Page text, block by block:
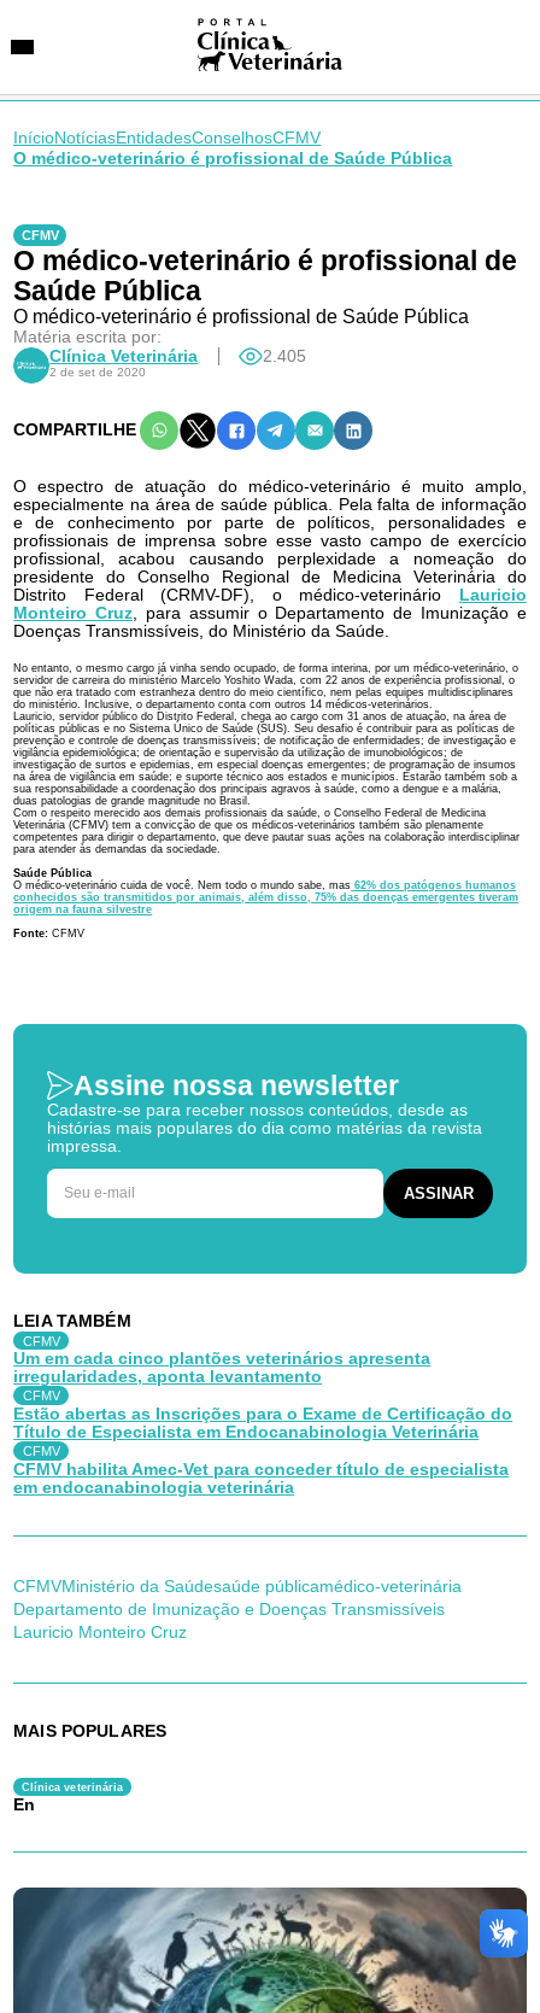
VetAgenda
Especialidades
InícioNotíciasEntidadesConselhosCFMV
O médico-veterinário é profissional de Saúde Pública
CFMV
O médico-veterinário é profissional de
Saúde Pública
O médico-veterinário é profissional de Saúde Pública
Matéria escrita por:
Clínica Veterinária
2 de set de 2020
2.405
COMPARTILHE
O espectro de atuação do médico-veterinário é muito amplo,
especialmente na área de saúde pública. Pela falta de informação
e de conhecimento por parte de políticos, personalidades e
profissionais de imprensa sobre esse vasto campo de exercício
profissional, acabou causando perplexidade a nomeação do
presidente do Conselho Regional de Medicina Veterinária do
Distrito Federal (CRMV-DF), o médico-veterinário Lauricio
Monteiro Cruz , para assumir o Departamento de Imunização e
Doenças Transmissíveis, do Ministério da Saúde.
No entanto, o mesmo cargo já vinha sendo ocupado, de forma interina, por um médico-veterinário, o
servidor de carreira do ministério Marcelo Yoshito Wada, com 22 anos de experiência profissional, o
que não era tratado com estranheza dentro do meio científico, nem pelas equipes multidisciplinares
do ministério. Inclusive, o departamento conta com outros 14 médicos-veterinários.
Lauricio, servidor público do Distrito Federal, chega ao cargo com 31 anos de atuação, na área de
políticas públicas e no Sistema Único de Saúde (SUS). Seu desafio é contribuir para as políticas de
prevenção e controle de doenças transmissíveis; de notificação de enfermidades; de investigação e
vigilância epidemiológica; de orientação e supervisão da utilização de imunobiológicos; de
investigação de surtos e epidemias, em especial doenças emergentes; de programação de insumos
na área de vigilância em saúde; e suporte técnico aos estados e municípios. Estarão também sob a
sua responsabilidade a coordenação dos principais agravos à saúde, como a dengue e a malária,
duas patologias de grande magnitude no Brasil.
Com o respeito merecido aos demais profissionais da saúde, o Conselho Federal de Medicina
Veterinária (CFMV) tem a convicção de que os médicos-veterinários também são plenamente
competentes para dirigir o departamento, que deve pautar suas ações na colaboração interdisciplinar
para atender às demandas da sociedade.
Saúde Pública
O médico-veterinário cuida de você. Nem todo o mundo sabe, mas 62% dos patógenos humanos
conhecidos são transmitidos por animais, além disso, 75% das doenças emergentes tiveram
origem na fauna silvestre
Fonte: CFMV
Assine nossa newsletter
Cadastre-se para receber nossos conteúdos, desde as
histórias mais populares do dia como matérias da revista
impressa.
LEIA TAMBÉM
CFMV
Um em cada cinco plantões veterinários apresenta
irregularidades, aponta levantamento
CFMV
Estão abertas as Inscrições para o Exame de Certificação do
Título de Especialista em Endocanabinologia Veterinária
CFMV
CFMV habilita Amec-Vet para conceder título de especialista
em endocanabinologia veterinária
CFMVMinistério da Saúdesaúde públicamédico-veterinária
Departamento de Imunização e Doenças Transmissíveis
Lauricio Monteiro Cruz
MAIS POPULARES
Clínica veterinária
En